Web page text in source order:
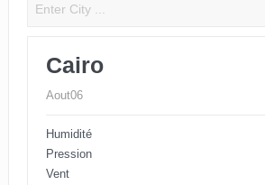
Cairo
Aout06
Humidité
Pression
Vent